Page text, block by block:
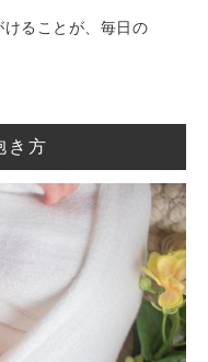
ることが、毎日の
き方